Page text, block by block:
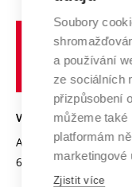
Výzkumné
Transfer znalostí
Open Science
Projekty
Projekty ze
Specifický výzkum
Spolupráce se
Služby univerzity
Mezinárodní dohody
Univerzitní sítě
Profil univerzity
Udržitelná univerzita
Podnikavá univerzita
Bezpečná univerzita
Vyznamenání
Organizační struktura
VYSOKÉ UČENÍ
Antonínská 548/1
602 00 Brno
Soubory
a používání
ze sociálních
přizpůsobení
můžeme také
platformám
marketingové
Zjistit více